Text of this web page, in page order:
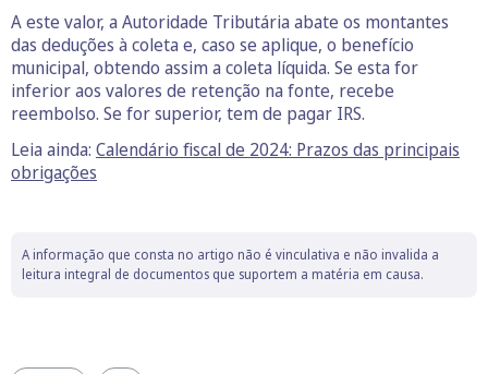
A este valor, a Autoridade Tributária abate os montantes
das deduções à coleta e, caso se aplique, o benefício
municipal, obtendo assim a coleta líquida. Se esta for
inferior aos valores de retenção na fonte, recebe
reembolso. Se for superior, tem de pagar IRS.
Leia ainda: Calendário fiscal de 2024: Prazos das principais
obrigações
A informação que consta no artigo não é vinculativa e não invalida a
leitura integral de documentos que suportem a matéria em causa.